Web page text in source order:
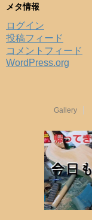
メタ情報
ログイン
投稿フィード
コメントフィード
WordPress.org
Gallery